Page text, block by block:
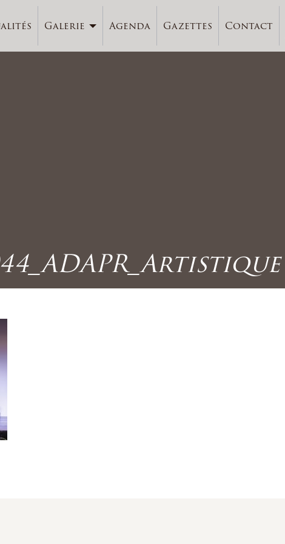
Galerie Agenda Gazettes Contact